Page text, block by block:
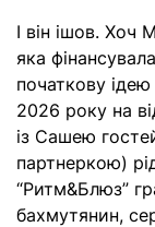
І він ішов. Хоч
яка
початкову
2026 року на
із Сашею
партнеркою)
“Ритм&Блюз”
бахмутянин,